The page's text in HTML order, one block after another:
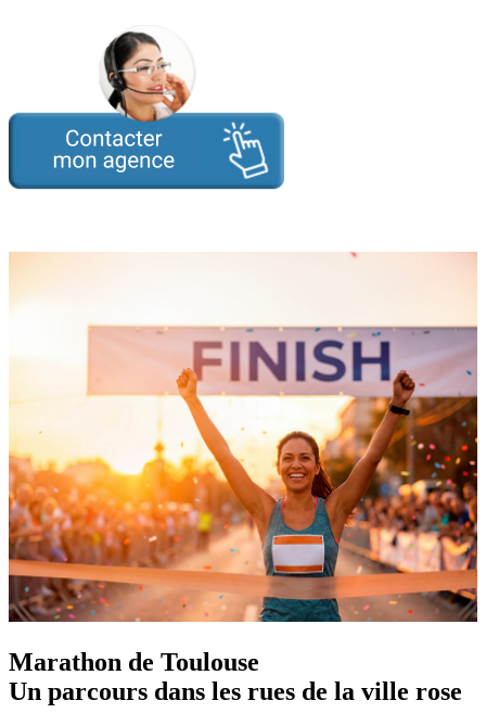
Marathon de Toulouse
Un parcours dans les rues de la ville rose